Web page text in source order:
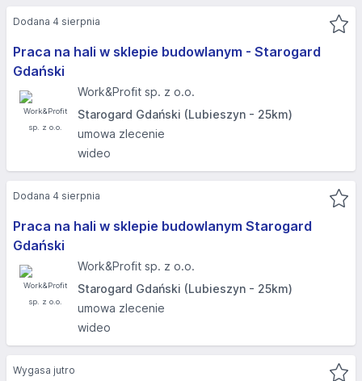
Praca na hali w sklepie budowlanym - Starogard
Gdański
Work&Profit sp. z o.o.
Starogard Gdański (Lubieszyn - 25km)
umowa zlecenie
wideo
Dodana 4 sierpnia
Praca na hali w sklepie budowlanym Starogard
Gdański
Work&Profit sp. z o.o.
Starogard Gdański (Lubieszyn - 25km)
umowa zlecenie
wideo
Dodana 4 sierpnia
Wygasa jutro